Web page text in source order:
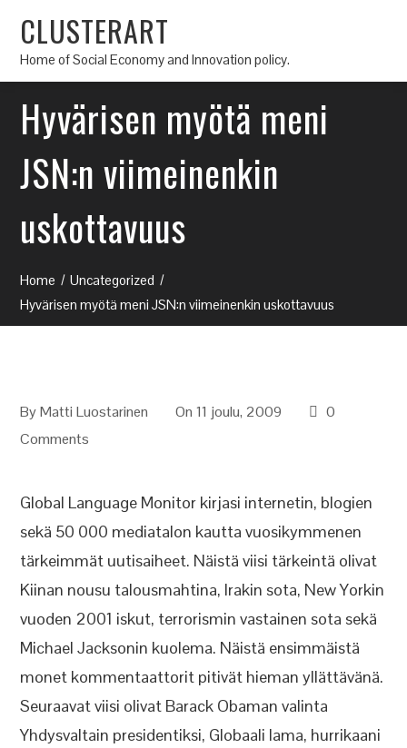
CLUSTERART
Home of Social Economy and Innovation policy.
Hyvärisen myötä meni
JSN:n viimeinenkin
uskottavuus
Home
Uncategorized
Hyvärisen myötä meni JSN:n viimeinenkin uskottavuus
ByMatti Luostarinen On 11 joulu, 2009
0
Comments
Global Language Monitor kirjasi internetin, blogien
sekä 50 000 mediatalon kautta vuosikymmenen
tärkeimmät uutisaiheet. Näistä viisi tärkeintä olivat
Kiinan nousu talousmahtina, Irakin sota, New Yorkin
vuoden 2001 iskut, terrorismin vastainen sota sekä
Michael Jacksonin kuolema. Näistä ensimmäistä
monet kommentaattorit pitivät hieman yllättävänä.
Seuraavat viisi olivat Barack Obaman valinta
Yhdysvaltain presidentiksi, Globaali lama, hurrikaani